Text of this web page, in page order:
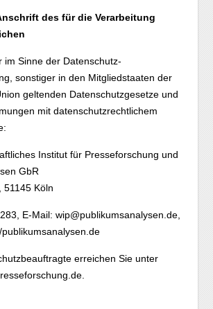
des für die Verarbeitung
im Sinne der Datenschutz-
sonstiger in den Mitgliedstaaten der
geltenden Datenschutzgesetze und
mit datenschutzrechtlichem
Institut für Presseforschung und
GbR
51145 Köln
E-Mail: wip@publikumsanalysen.de,
erreichen Sie unter